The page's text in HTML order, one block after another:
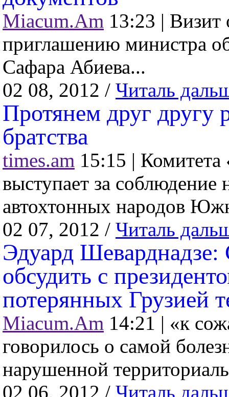
Miacum.Am 13:23 | Визит
приглашению министра
Сафара Абиева...
02 08, 2012 / Читаль
Протянем друг
братства
times.am 15:15 | Комитета
выступает за соблюдение
автохтонных народов
02 07, 2012 / Читаль
Эдуард
обсудить с
потерянных Грузией
Miacum.Am 14:21 | «к
говорилось о самой
нарушенной
02 06, 2012 / Читаль